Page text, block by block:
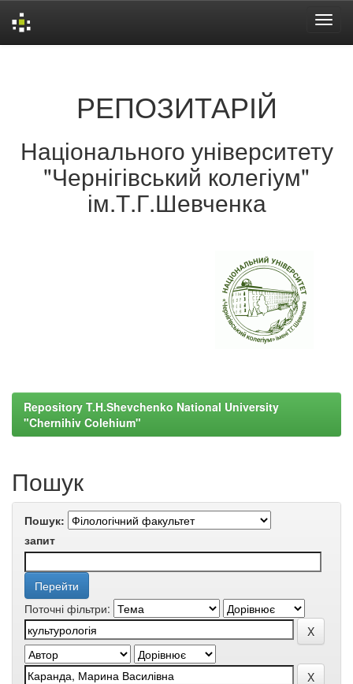
РЕПОЗИТАРІЙ
Національного університету
"Чернігівський колегіум"
ім.Т.Г.Шевченка
Repository T.H.Shevchenko National University
"Chernihiv Colehium"
Пошук
Пошук:
запит
Поточні фільтри: